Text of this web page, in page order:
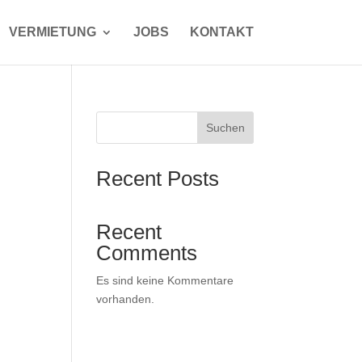
VERMIETUNG JOBS KONTAKT
Suchen
Recent Posts
Recent
Comments
Es sind keine Kommentare
vorhanden.